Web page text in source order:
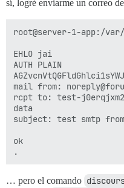
Timeout   : 7200
Extended master
250 STARTTLS
^C
root@server-1-app:/
root@server-1-app:/
sí, logré enviarme un correo
root@server-1-app:/
EHLO jai
AUTH PLAIN
mail from:
rcpt to: test-
data
subject: test smtp
ok
… pero el comando